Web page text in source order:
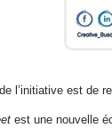
l’initiative est de
est une nouvelle